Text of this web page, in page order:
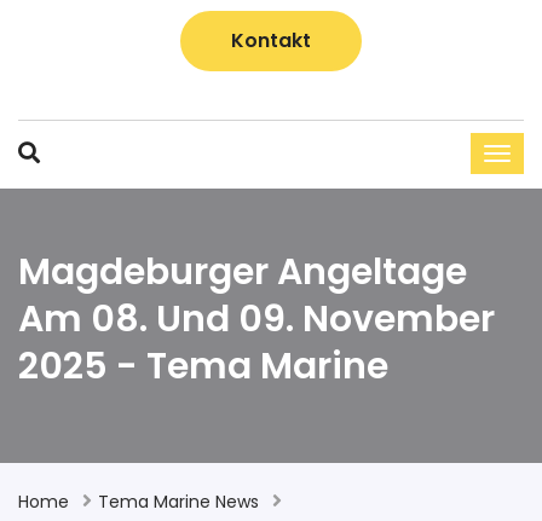
Kontakt
Magdeburger Angeltage
Am 08. Und 09. November
2025 - Tema Marine
Home
Tema Marine News